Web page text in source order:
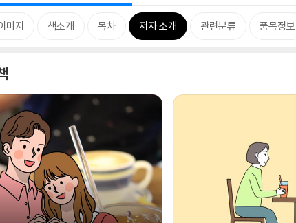
미지 책소개 목차 저자 소개 관련분류 품목정보